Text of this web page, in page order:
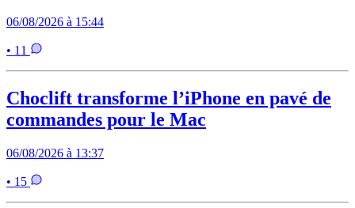
06/08/2026 à 15:44
• 11
Choclift transforme l’iPhone en pavé de
commandes pour le Mac
06/08/2026 à 13:37
• 15